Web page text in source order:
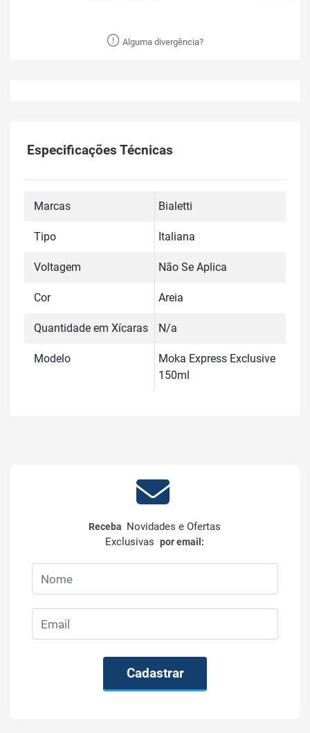
Alguma divergência?
Especificações Técnicas
Marcas Bialetti
Tipo Italiana
Voltagem Não Se Aplica
Cor Areia
Quantidade em Xícaras N/a
Modelo
Moka Express Exclusive
150ml
Receba Novidades e Ofertas
Exclusivaspor email:
Cadastrar